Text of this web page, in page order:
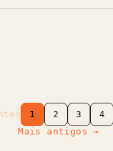
1 2 3 4
Mais antigos →